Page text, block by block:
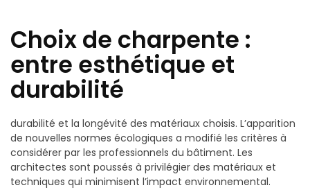
Choix de charpente :
entre esthétique et
durabilité
durabilité et la longévité des matériaux choisis. L’apparition
de nouvelles normes écologiques a modifié les critères à
considérer par les professionnels du bâtiment. Les
architectes sont poussés à privilégier des matériaux et
techniques qui minimisent l’impact environnemental.